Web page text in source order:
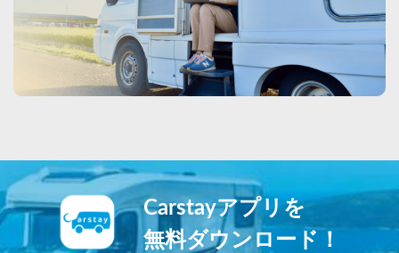
Carstayアプリを
無料ダウンロード！